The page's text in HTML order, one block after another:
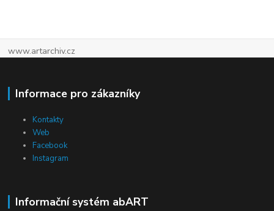
www.artarchiv.cz
Informace pro zákazníky
Kontakty
Web
Facebook
Instagram
Informační systém abART